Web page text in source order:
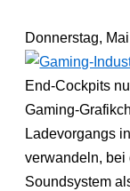
Donnerstag,
End-Cockpits
Gaming-
Ladevorgangs
verwandeln, bei
Soundsystem